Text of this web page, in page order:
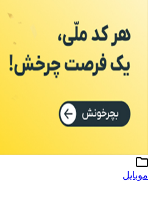
موبایل